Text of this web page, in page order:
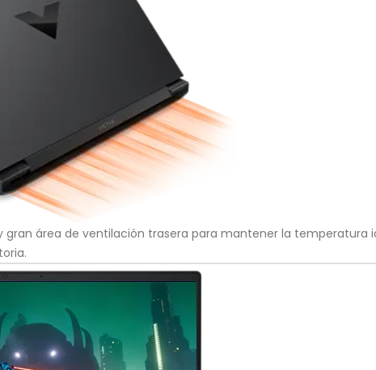
área de ventilación trasera para mantener la temperatura